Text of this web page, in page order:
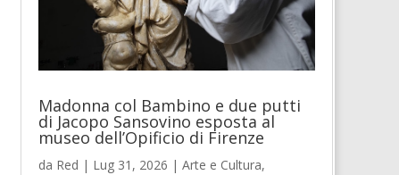
Madonna col Bambino e due putti
di Jacopo Sansovino esposta al
museo dell’Opificio di Firenze
da Red | Lug 31, 2026 |Arte e Cultura,